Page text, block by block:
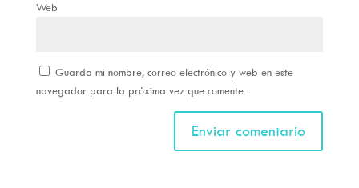
Web
Guarda mi nombre, correo electrónico y web en este
navegador para la próxima vez que comente.